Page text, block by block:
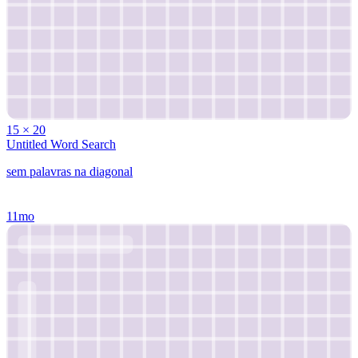
15 × 20
Untitled Word Search
sem palavras na diagonal
11mo